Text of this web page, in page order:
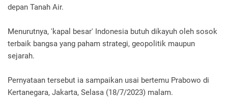
depan Tanah Air.
Menurutnya, 'kapal besar' Indonesia butuh dikayuh oleh sosok
terbaik bangsa yang paham strategi, geopolitik maupun
sejarah.
Pernyataan tersebut ia sampaikan usai bertemu Prabowo di
Kertanegara, Jakarta, Selasa (18/7/2023) malam.